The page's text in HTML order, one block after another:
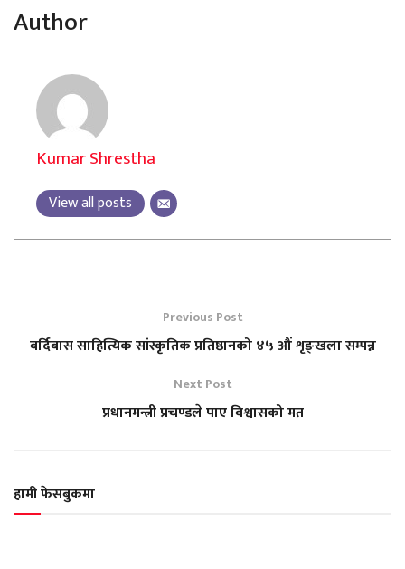
Author
Kumar Shrestha
View all posts
Previous Post
बर्दिबास साहित्यिक सांस्कृतिक प्रतिष्ठानको ४५ औं शृङ्खला सम्पन्न
Next Post
प्रधानमन्त्री प्रचण्डले पाए विश्वासको मत
हामी फेसबुकमा